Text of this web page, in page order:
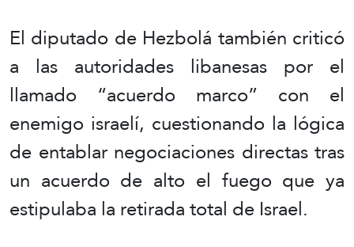
El diputado de Hezbolá también criticó
a las autoridades libanesas por el
llamado “acuerdo marco” con el
enemigo israelí, cuestionando la lógica
de entablar negociaciones directas tras
un acuerdo de alto el fuego que ya
estipulaba la retirada total de Israel.